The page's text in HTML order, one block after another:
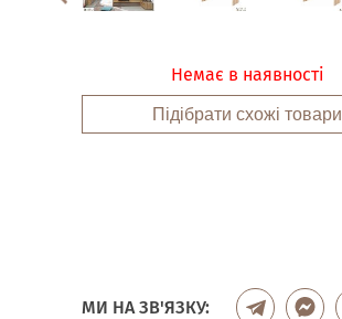
Немає в наявності
Підібрати схожі товари
МИ НА ЗВ'ЯЗКУ: